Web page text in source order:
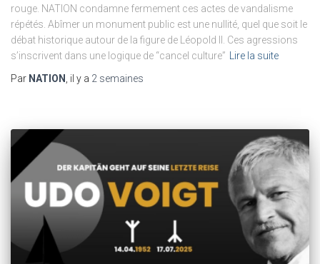
rouge. NATION condamne fermement ces actes de vandalisme
répétés. Abîmer un monument public est une nullité, quel que soit le
débat historique autour de la figure de Léopold II. Ces agressions
s’inscrivent dans une logique de “cancel culture” Lire la suite
Par NATION , il y a 2 semaines